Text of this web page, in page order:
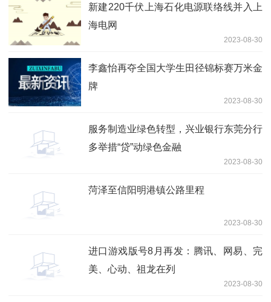
新建220千伏上海石化电源联络线并入上
海电网
2023-08-30
李鑫怡再夺全国大学生田径锦标赛万米金
牌
2023-08-30
服务制造业绿色转型，兴业银行东莞分行
多举措“贷”动绿色金融
2023-08-30
菏泽至信阳明港镇公路里程
2023-08-30
进口游戏版号8月再发：腾讯、网易、完
美、心动、祖龙在列
2023-08-30